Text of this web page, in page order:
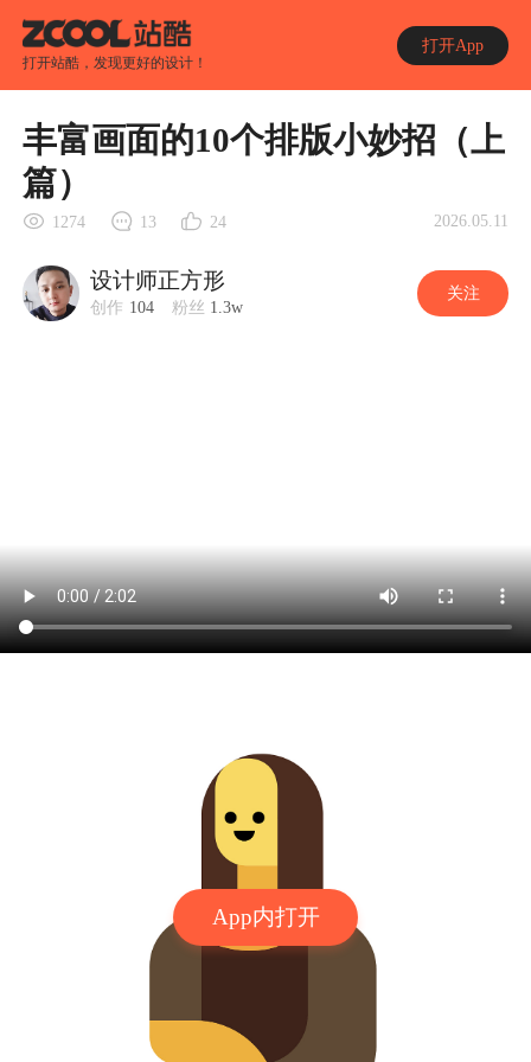
打开站酷，发现更好的设计！
打开App
App内打开
丰富画面的10个排版小妙招（上
篇）
1274 13 24 2026.05.11
设计师正方形
创作 104 粉丝 1.3w
关注